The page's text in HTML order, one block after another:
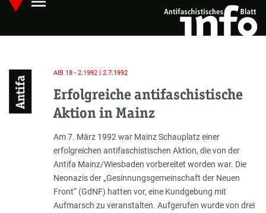
Skip
main
Hauptmenü öffnen
Antifa
AIB 18 - 2.1992 | 2.7.1992
Erfolgreiche antifaschistische
Aktion in Mainz
Einleitung
Am 7. März 1992 war Mainz Schauplatz einer
erfolgreichen antifaschistischen Aktion, die von der
Antifa Mainz/Wiesbaden vorbereitet worden war. Die
Neonazis der „Gesinnungsgemeinschaft der Neuen
Front“ (GdNF) hatten vor, eine Kundgebung mit
Aufmarsch zu veranstalten. Aufgerufen wurde von drei